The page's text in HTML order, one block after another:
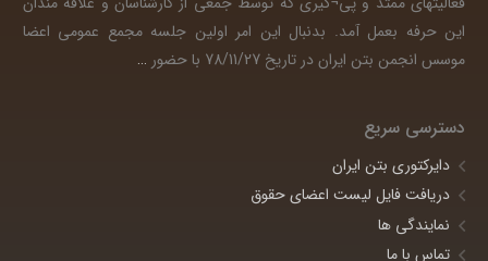
این حرفه بعمل آمد. بدنبال این امر اولین جلسه مجمع عمومی اعضا
موسس انجمن بتن ایران در تاریخ 78/11/27 با حضور
…
دسترسی سریع
دایرکتوری بتن ایران
دریافت فایل لیست اعضای حقوق
نمایندگی ها
تماس با ما